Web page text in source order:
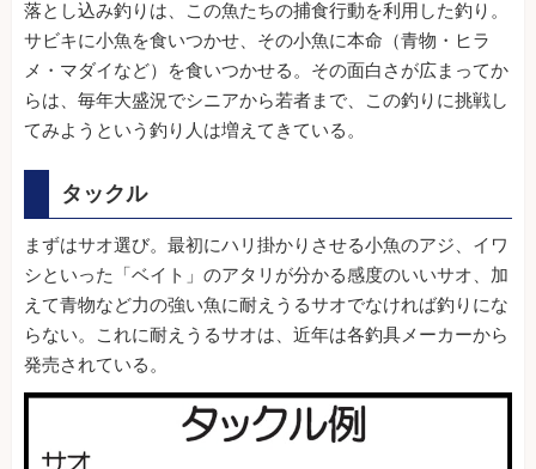
落とし込み釣りは、この魚たちの捕食行動を利用した釣り。
サビキに小魚を食いつかせ、その小魚に本命（青物・ヒラ
メ・マダイなど）を食いつかせる。その面白さが広まってか
らは、毎年大盛況でシニアから若者まで、この釣りに挑戦し
てみようという釣り人は増えてきている。
タックル
まずはサオ選び。最初にハリ掛かりさせる小魚のアジ、イワ
シといった「ベイト」のアタリが分かる感度のいいサオ、加
えて青物など力の強い魚に耐えうるサオでなければ釣りにな
らない。これに耐えうるサオは、近年は各釣具メーカーから
発売されている。